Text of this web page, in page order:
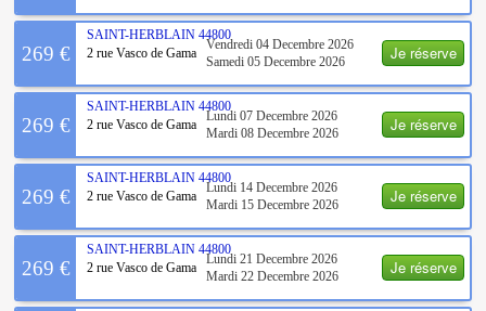
Je réserve
269 €
SAINT-HERBLAIN 44800
2 rue Vasco de Gama
Vendredi 04 Decembre 2026
Samedi 05 Decembre 2026
Je réserve
269 €
SAINT-HERBLAIN 44800
2 rue Vasco de Gama
Lundi 07 Decembre 2026
Mardi 08 Decembre 2026
Je réserve
269 €
SAINT-HERBLAIN 44800
2 rue Vasco de Gama
Lundi 14 Decembre 2026
Mardi 15 Decembre 2026
Je réserve
269 €
SAINT-HERBLAIN 44800
2 rue Vasco de Gama
Lundi 21 Decembre 2026
Mardi 22 Decembre 2026